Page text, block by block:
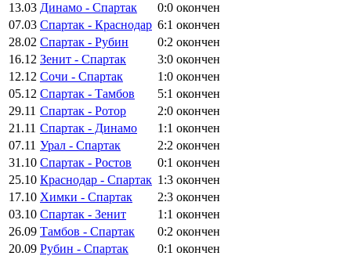
13.03 Динамо - Спартак 0:0 окончен
07.03 Спартак - Краснодар 6:1 окончен
28.02 Спартак - Рубин 0:2 окончен
16.12 Зенит - Спартак 3:0 окончен
12.12 Сочи - Спартак 1:0 окончен
05.12 Спартак - Тамбов 5:1 окончен
29.11 Спартак - Ротор 2:0 окончен
21.11 Спартак - Динамо 1:1 окончен
07.11 Урал - Спартак 2:2 окончен
31.10 Спартак - Ростов 0:1 окончен
25.10 Краснодар - Спартак 1:3 окончен
17.10 Химки - Спартак 2:3 окончен
03.10 Спартак - Зенит 1:1 окончен
26.09 Тамбов - Спартак 0:2 окончен
20.09 Рубин - Спартак 0:1 окончен